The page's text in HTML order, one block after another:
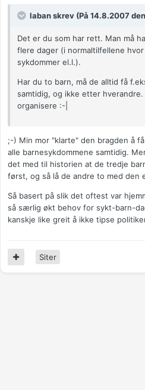
laban skrev (På 14.8.2007
Det er du som har rett. Man må
flere dager (i normaltilfellene
sykdommer el.l.).
Har du to barn, må de alltid få
samtidig, og ikke etter hverandre.
organisere :-|
;-) Min mor "klarte" den bragden å
alle barnesykdommene samtidig.
det med til historien at de tredje
først, og så lå de andre to med den
Så basert på slik det oftest var
så særlig økt behov for sykt-barn-
kanskje like greit å ikke tipse
Siter